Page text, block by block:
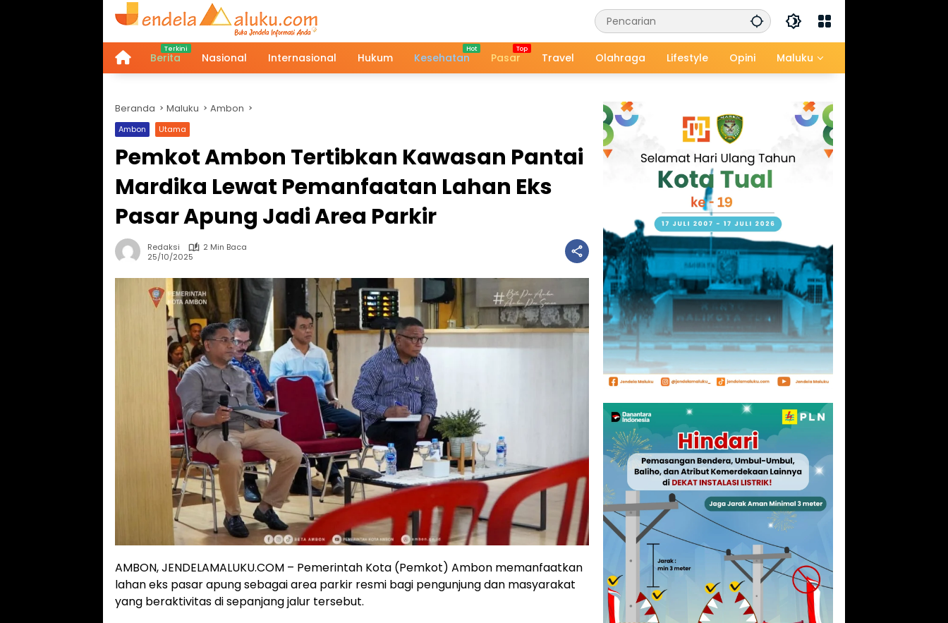
Home
Berita Nasional Internasional Hukum Kesehatan Pasar Travel Olahraga Lifestyle Opini Maluku
Beranda Maluku Ambon
Ambon Utama
Pemkot Ambon Tertibkan Kawasan Pantai
Mardika Lewat Pemanfaatan Lahan Eks
Pasar Apung Jadi Area Parkir
Redaksi
2 Min Baca
25/10/2025
AMBON, JENDELAMALUKU.COM – Pemerintah Kota (Pemkot) Ambon memanfaatkan
lahan eks pasar apung sebagai area parkir resmi bagi pengunjung dan masyarakat
yang beraktivitas di sepanjang jalur tersebut.